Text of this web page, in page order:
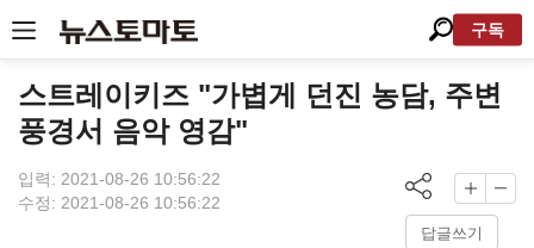
구독
스트레이키즈 "가볍게 던진 농담, 주변
풍경서 음악 영감"
입력: 2021-08-26 10:56:22
수정: 2021-08-26 10:56:22
답글쓰기